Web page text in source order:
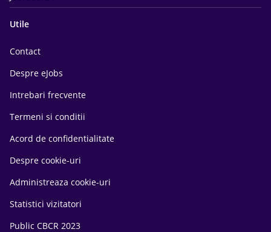
Utile
Contact
Despre eJobs
Intrebari frecvente
Termeni si conditii
Acord de confidentialitate
Despre cookie-uri
Administreaza cookie-uri
Statistici vizitatori
Public CBCR 2023